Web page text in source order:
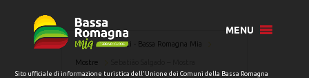
MENU
Home Eventi - Bassa Romagna Mia
Mostre